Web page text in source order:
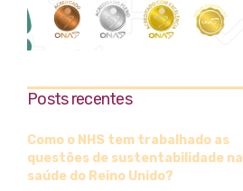
Posts recentes
Como o NHS tem trabalhado as
questões de sustentabilidade na
saúde do Reino Unido?